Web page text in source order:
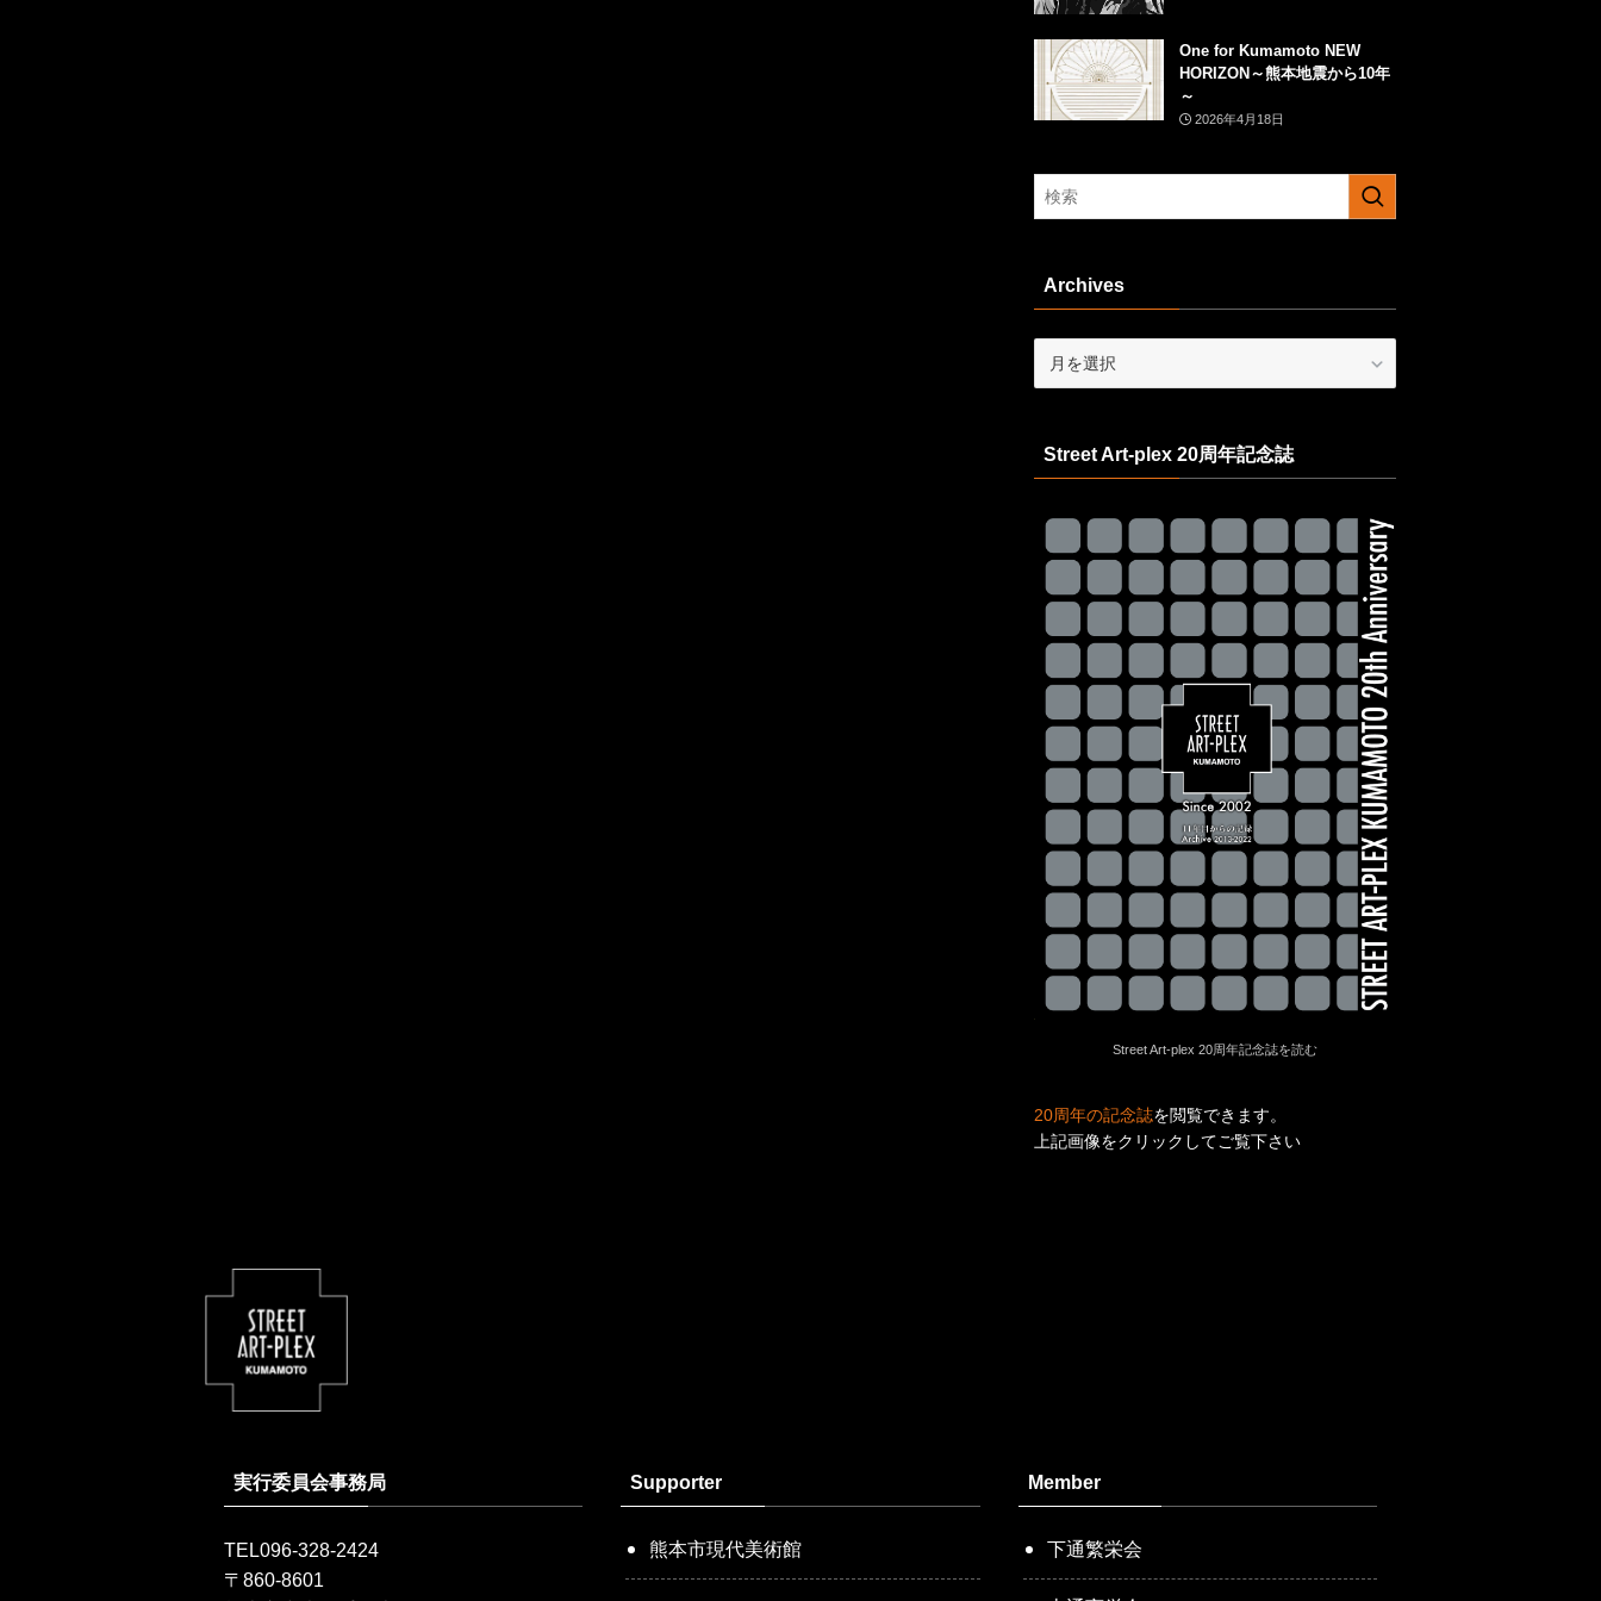
One for Kumamoto NEW
HORIZON～熊本地震から10年
～
2026年4月18日
Archives
Archives
Street Art-plex 20周年記念誌
Street Art-plex 20周年記念誌を読む
20周年の記念誌を閲覧できます。
上記画像をクリックしてご覧下さい
実行委員会事務局
TEL096-328-2424
〒860-8601
Supporter
熊本市現代美術館
Member
下通繁栄会